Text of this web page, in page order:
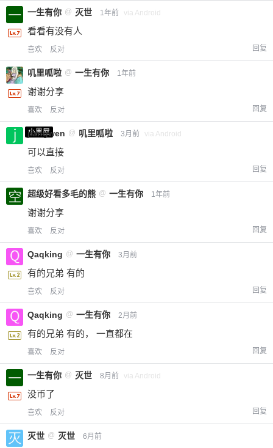
一生有你 @ 灭世 1年前 via Android
看看有没有人
喜欢 反对 回复
叽里呱啦 @ 一生有你 1年前
谢谢分享
喜欢 反对 回复
小黑屋
jiangwen @ 叽里呱啦 3月前 via Android
可以直接
喜欢 反对 回复
超级好看多毛的熊 @ 一生有你 1年前
谢谢分享
喜欢 反对 回复
Qaqking @ 一生有你 3月前
有的兄弟 有的
喜欢 反对 回复
Qaqking @ 一生有你 2月前
有的兄弟 有的， 一直都在
喜欢 反对 回复
一生有你 @ 灭世 8月前 via Android
没币了
喜欢 反对 回复
灭世 @ 灭世 6月前